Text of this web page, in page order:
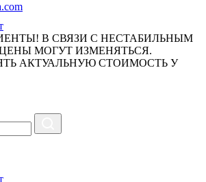
В СВЯЗИ С НЕСТАБИЛЬНЫМ
МОГУТ ИЗМЕНЯТЬСЯ.
АКТУАЛЬНУЮ СТОИМОСТЬ У